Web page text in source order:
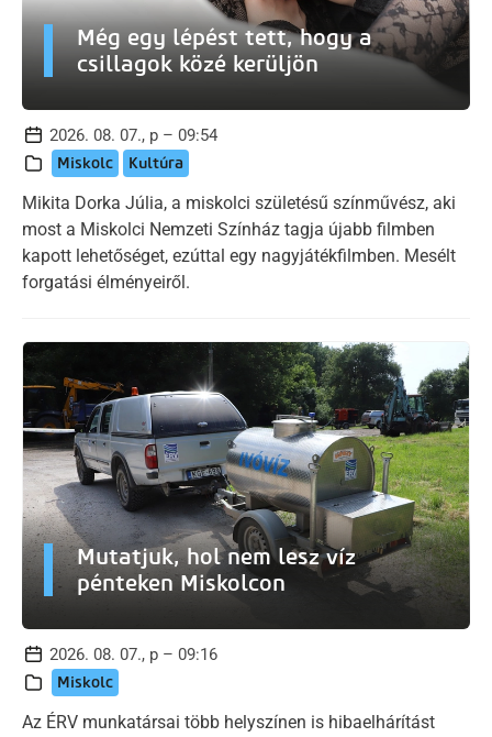
Még egy lépést tett, hogy a
csillagok közé kerüljön
2026. 08. 07., p – 09:54
Miskolc Kultúra
Mikita Dorka Júlia, a miskolci születésű színművész, aki
most a Miskolci Nemzeti Színház tagja újabb filmben
kapott lehetőséget, ezúttal egy nagyjátékfilmben. Mesélt
forgatási élményeiről.
Mutatjuk, hol nem lesz víz
pénteken Miskolcon
2026. 08. 07., p – 09:16
Miskolc
Az ÉRV munkatársai több helyszínen is hibaelhárítást